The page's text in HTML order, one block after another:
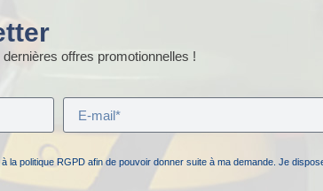
offres promotionnelles !
politique RGPD afin de pouvoir donner suite à ma demande. Je